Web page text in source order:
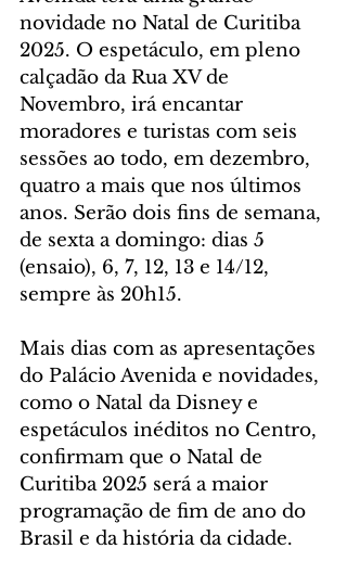
novidade no Natal de Curitiba
2025. O espetáculo, em pleno
calçadão da Rua XV de
Novembro, irá encantar
moradores e turistas com seis
sessões ao todo, em dezembro,
quatro a mais que nos últimos
anos. Serão dois fins de semana,
de sexta a domingo: dias 5
(ensaio), 6, 7, 12, 13 e 14/12,
sempre às 20h15.
Mais dias com as apresentações
do Palácio Avenida e novidades,
como o Natal da Disney e
espetáculos inéditos no Centro,
confirmam que o Natal de
Curitiba 2025 será a maior
programação de fim de ano do
Brasil e da história da cidade.